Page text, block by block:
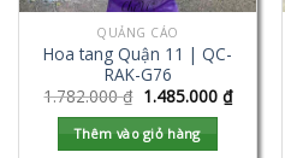
QUẢNG CÁO
Hoa tang Quận 11 | QC-
RAK-G76
1.782.000₫ 1.485.000 ₫
Thêm vào giỏ hàng